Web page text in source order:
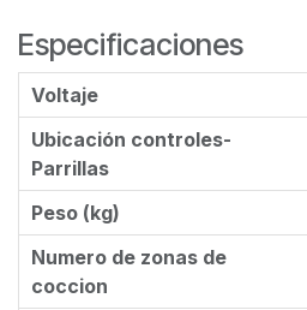
Especificaciones
Voltaje
Ubicación controles-
Parrillas
Peso (kg)
Numero de zonas de
coccion